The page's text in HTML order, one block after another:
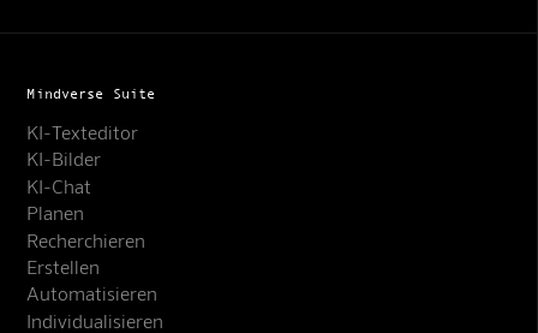
Mindverse Suite
KI-Texteditor
KI-Bilder
KI-Chat
Planen
Recherchieren
Erstellen
Automatisieren
Individualisieren